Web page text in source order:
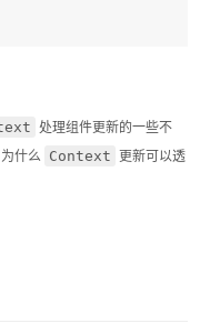
处理组件更新的一些不
什么 Context 更新可以透